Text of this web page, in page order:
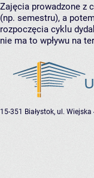
Zajęcia prowadzone z
(np. semestru), a
rozpoczęcia cyklu
nie ma to wpływu na
15-351 Białystok, ul. Wiejska